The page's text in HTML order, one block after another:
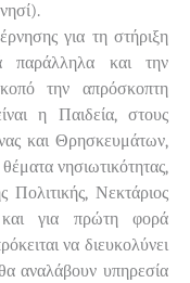
για τη στήριξη
παράλληλα και την
την απρόσκοπτη
η Παιδεία, στους
και Θρησκευμάτων,
νησιωτικότητας,
Πολιτικής, Νεκτάριος
και για πρώτη φορά
να διευκολύνει
αναλάβουν υπηρεσία